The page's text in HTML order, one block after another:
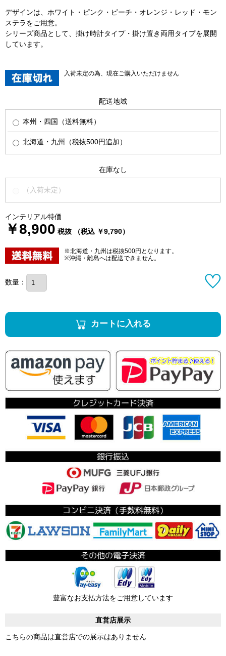
デザインは、ホワイト・ピンク・ピーチ・オレンジ・レッド・モン
ステラをご用意。
シリーズ商品として、掛け時計タイプ・掛け置き両用タイプを展開
しています。
入荷未定の為、現在ご購入いただけません
配送地域
本州・四国（送料無料）
北海道・九州（税抜500円追加）
在庫なし
（入荷未定）
インテリアル特価
￥8,900 税抜 （税込 ￥9,790）
※北海道・九州は税抜500円となります。
※沖縄・離島へは配送できません。
数量：
カートに入れる
豊富なお支払方法をご用意しています
直営店展示
こちらの商品は直営店での展示はありません